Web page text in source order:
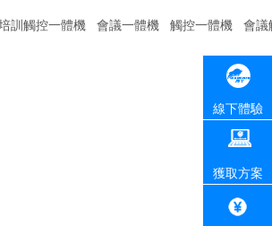
訓觸控一體機 會議一體機 觸控一體機 會議
線下體驗
獲取方案